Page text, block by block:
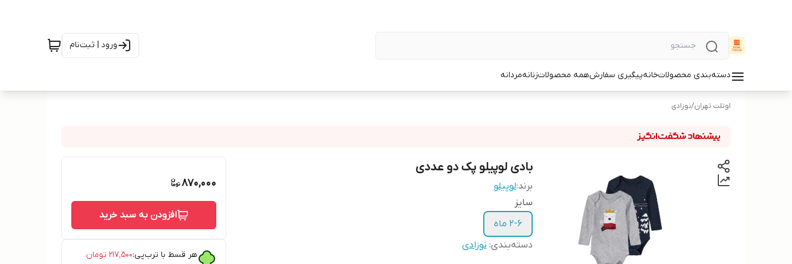
ورود | ثبت‌نام
دسته‌بندی محصولاتخانهپیگیری سفارشهمه محصولاتزنانهمردانه
اوتلت تهران/نوزادی
بادی لوپیلو پک دو عددی
برند:لوپیلو
سایز
۲-۶ ماه
دسته‌بندی: نوزادی
870,000
افزودن به سبد خرید
هر قسط با ترب‌پی:۲۱۷٬۵۰۰ تومان